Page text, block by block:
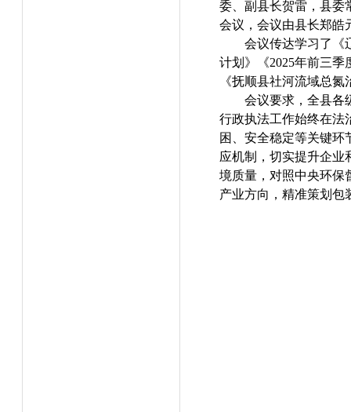
委、副县长贺雷，县委
会议，会议由县长郑皓
会议传达学习了《
计划》《2025年前三
《抚顺县社河流域总
会议要求，全县各
行政执法工作始终在法
困、安全稳定等关键环
应机制，切实提升企业
境质量，对照中央环保
产业方向，精准策划包